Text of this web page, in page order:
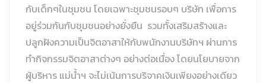
กระจก
ประกาศ ระเบียบปฏิบัติการป้องกันผลประโยชน์ทับซ้อน
นโยบายการจัดหาแร่ธาตุ
กับเด็กๆในชุมชน โดยเฉพาะชุมชนรอบๆ บริษัท เพื่อการ
อยู่ร่วมกันกับชุมชนอย่างยั่งยืน รวมทั้งเสริมสร้างและ
ปลูกฝังความเป็นจิตอาสาให้กับพนักงานบริษัทฯ ผ่านการ
ทำกิจกรรมจิตอาสาต่างๆ อย่างต่อเนื่อง โดยนโยบายจาก
ผู้บริหาร แม่น้ำฯ จะไม่เน้นการบริจาคเงินเพียงอย่างเดียว